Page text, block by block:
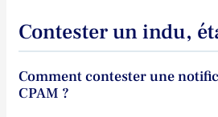
Contester un indu,
Comment contester une
CPAM ?